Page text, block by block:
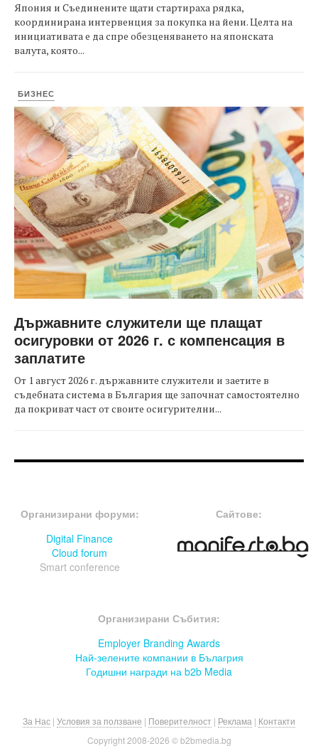
Япония и Съединените щати стартираха рядка,
координирана интервенция за покупка на йени. Целта на
инициативата е да спре обезценяването на японската
валута, която...
БИЗНЕС
Държавните служители ще плащат
осигуровки от 2026 г. с компенсация в
заплатите
От 1 август 2026 г. държавните служители и заетите в
съдебната система в България ще започнат самостоятелно
да покриват част от своите осигурителни...
Организирани форуми:
Digital Finance
Cloud forum
Smart conference
Сайтове:
Организирани Събития:
Employer Branding Awards
Най-зелените компании в Бълагрия
Годишни награди на b2b Media
За Нас | Условия за ползване | Поверителност | Реклама | Контакти
Copyright 2008-2026 © b2bmedia.bg